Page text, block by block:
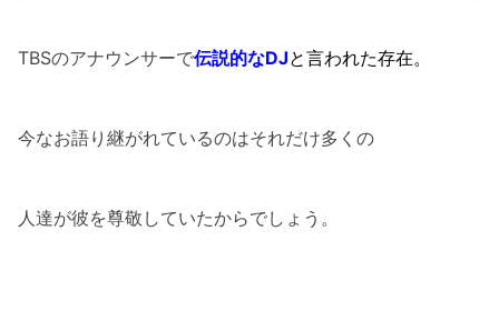
TBSのアナウンサーで伝説的なDJと言われた存在。
今なお語り継がれているのはそれだけ多くの
人達が彼を尊敬していたからでしょう。